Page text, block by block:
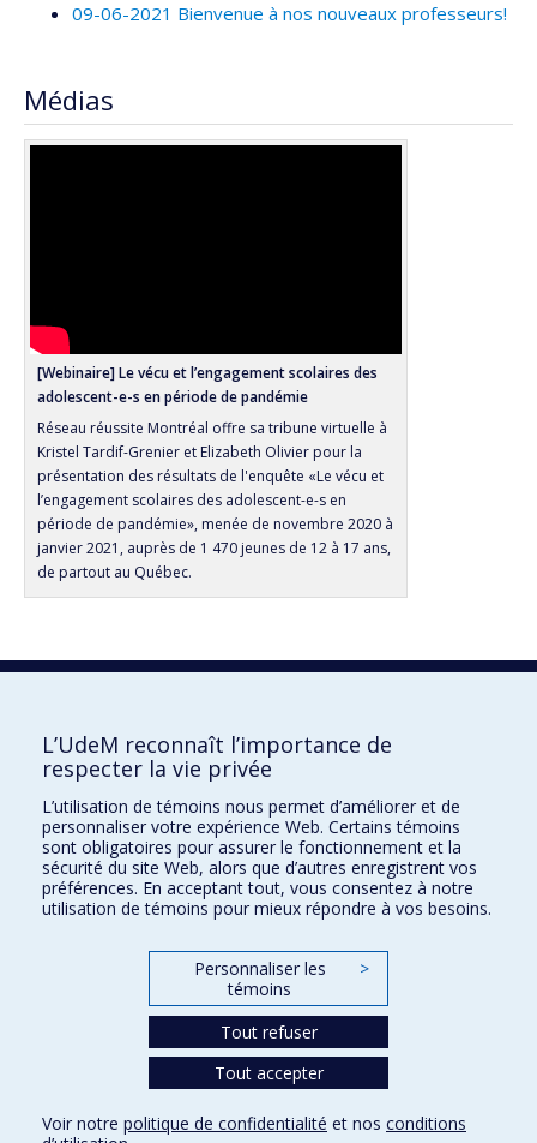
09-06-2021 Bienvenue à nos nouveaux professeurs!
Médias
[Webinaire] Le vécu et l’engagement scolaires des
adolescent-e-s en période de pandémie
Réseau réussite Montréal offre sa tribune virtuelle à
Kristel Tardif-Grenier et Elizabeth Olivier pour la
présentation des résultats de l'enquête «Le vécu et
l’engagement scolaires des adolescent-e-s en
période de pandémie», menée de novembre 2020 à
janvier 2021, auprès de 1 470 jeunes de 12 à 17 ans,
de partout au Québec.
Consultez cette fiche sur :
Faculté des sciences de l'éducation
Pavillon Marie-Victorin
90, avenue Vincent-d'Indy
Montréal (Québec) H2V 2S9
L’UdeM reconnaît l’importance de
respecter la vie privée
L’utilisation de témoins nous permet d’améliorer et de
personnaliser votre expérience Web. Certains témoins
sont obligatoires pour assurer le fonctionnement et la
sécurité du site Web, alors que d’autres enregistrent vos
préférences. En acceptant tout, vous consentez à notre
utilisation de témoins pour mieux répondre à vos besoins.
Personnaliser les
témoins
>
Tout refuser
Tout accepter
Voir notre politique de confidentialité et nos conditions